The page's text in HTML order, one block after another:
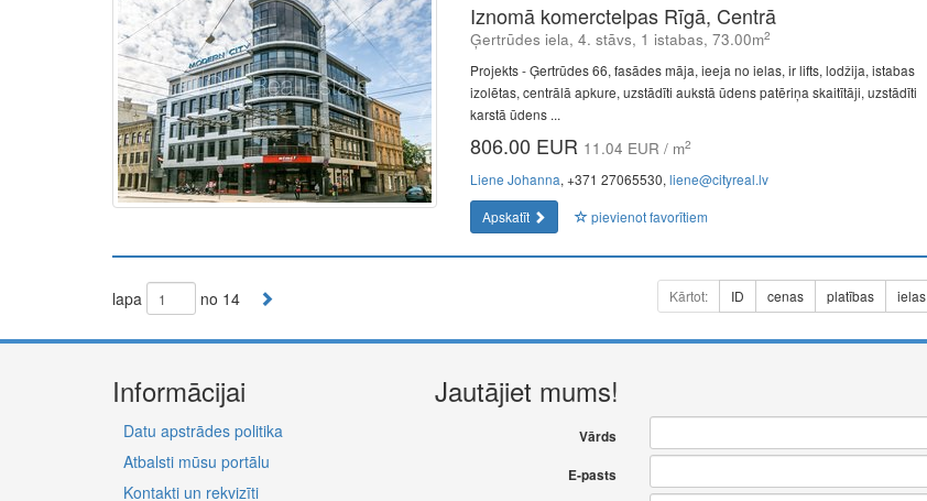
Iznomā komerctelpas Rīgā, Centrā
Ģertrūdes iela, 4. stāvs, 1 istabas, 73.00m2
Projekts - Ģertrūdes 66, fasādes māja, ieeja no ielas, ir lifts, lodžija, istabas
izolētas, centrālā apkure, uzstādīti aukstā ūdens patēriņa skaitītāji, uzstādīti
karstā ūdens ...
806.00 EUR 11.04 EUR / m2
Liene Johanna, +371 27065530, liene@cityreal.lv
Apskatīt
pievienot favorītiem
lapa no 14 Kārtot: ID cenas platības ielas
Informācijai
Datu apstrādes politika
Atbalsti mūsu portālu
Kontakti un rekvizīti
Jautājiet mums!
Vārds
E-pasts